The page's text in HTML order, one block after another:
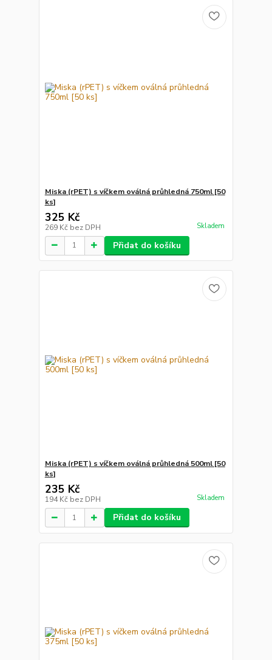
Miska (rPET) s víčkem oválná průhledná 750ml [50
ks]
325 Kč
269 Kč bez DPH Skladem
Přidat do košíku
Miska (rPET) s víčkem oválná průhledná 500ml [50
ks]
235 Kč
194 Kč bez DPH Skladem
Přidat do košíku